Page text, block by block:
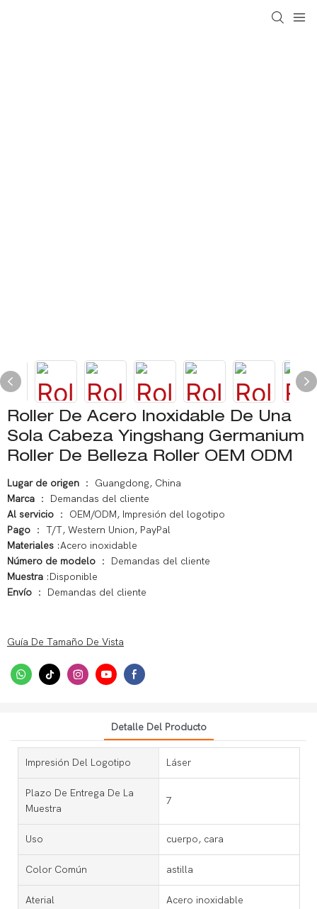
Roller De Acero Inoxidable De Una
Sola Cabeza Yingshang Germanium
Roller De Belleza Roller OEM ODM
Lugar de origen ： Guangdong, China
Marca ： Demandas del cliente
Al servicio ： OEM/ODM, Impresión del logotipo
Pago ： T/T, Western Union, PayPal
Materiales :Acero inoxidable
Número de modelo ： Demandas del cliente
Muestra :Disponible
Envío ： Demandas del cliente
Guía De Tamaño De Vista
Detalle Del Producto
Impresión Del Logotipo Láser
Plazo De Entrega De La
Muestra
7
Uso cuerpo, cara
Color Común astilla
Aterial Acero inoxidable